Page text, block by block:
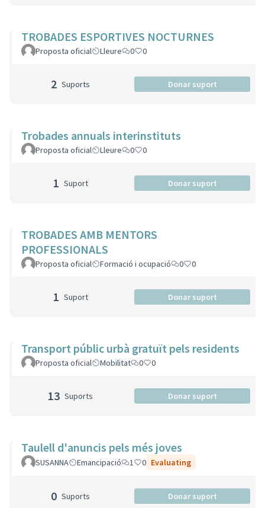
TROBADES ESPORTIVES NOCTURNES
Proposta oficial Lleure 0 0
2 Suports Donar suport
Trobades annuals interinstituts
Proposta oficial Lleure 0 0
1 Suport Donar suport
TROBADES AMB MENTORS
PROFESSIONALS
Proposta oficial Formació i ocupació 0 0
1 Suport Donar suport
Transport públic urbà gratuït pels residents
Proposta oficial Mobilitat 0 0
13 Suports Donar suport
Taulell d'anuncis pels més joves
SUSANNA Emancipació 1 0 Evaluating
0 Suports Donar suport